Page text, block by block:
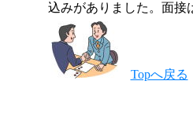
込みがありました。面接
Topへ戻る